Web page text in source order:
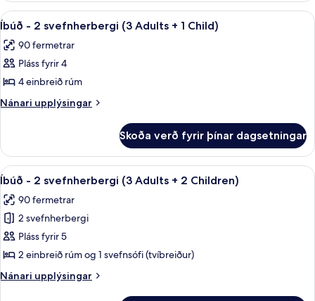
svefnherbergi
Adults)
Skoða
allar
myndir
fyrir
Íbúð
-
(3
Adults
+
1
Child)
Ofnæmisprófaður sængurfatnaður,
11
Íbúð - 2 svefnherbergi (3 Adults + 1 Child)
90 fermetrar
Pláss fyrir 4
4 einbreið rúm
Nánari upplýsingar
Nánari
-
svefnherbergi
Adults
+
Child)
Skoða verð fyrir þínar dagsetningar
Skoða
allar
myndir
fyrir
Íbúð
-
2
svefnherbergi
Ofnæmisprófaður sængurfatnaður,
10
Íbúð - 2 svefnherbergi (3 Adults + 2 Children)
90 fermetrar
2 svefnherbergi
Pláss fyrir 5
2 einbreið rúm og 1 svefnsófi (tvíbreiður)
Nánari upplýsingar
Nánari